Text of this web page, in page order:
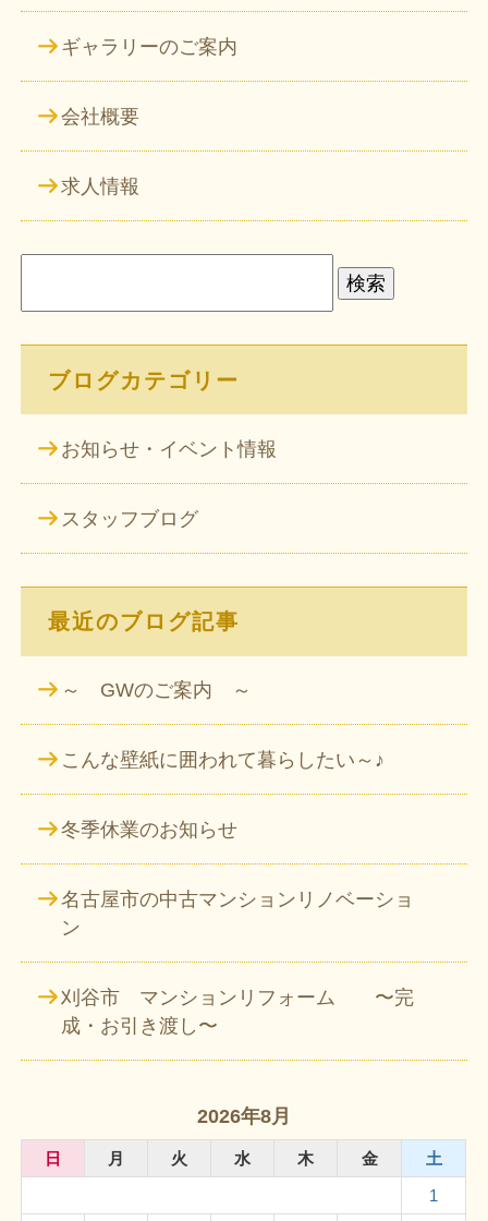
ギャラリーのご案内
会社概要
求人情報
ブログカテゴリー
お知らせ・イベント情報
スタッフブログ
最近のブログ記事
～ GWのご案内 ～
こんな壁紙に囲われて暮らしたい～♪
冬季休業のお知らせ
名古屋市の中古マンションリノベーショ
ン
刈谷市 マンションリフォーム 〜完
成・お引き渡し〜
2026年8月
日 月 火 水 木 金
土
1